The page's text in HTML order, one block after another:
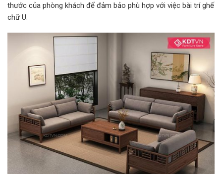
thước của phòng khách để đảm bảo phù hợp với việc bài trí ghế
chữ U.